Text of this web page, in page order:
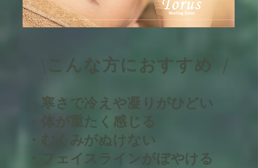
\こんな方におすすめ /​
・寒さで冷えや凝りがひどい
・体が重たく感じる
・むくみがぬけない
​・フェイスラインがぼやける